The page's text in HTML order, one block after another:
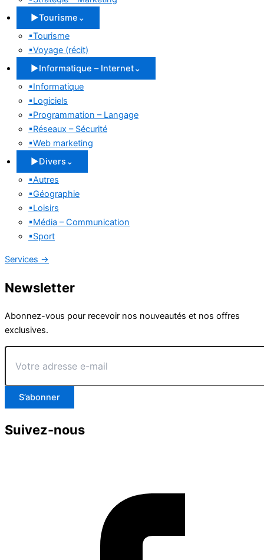
▶Tourisme ⌄
▪Tourisme
▪Voyage (récit)
▶Informatique – Internet⌄
▪Informatique
▪Logiciels
▪Programmation – Langage
▪Réseaux – Sécurité
▪Web marketing
▶Divers ⌄
▪Autres
▪Géographie
▪Loisirs
▪Média – Communication
▪Sport
Services →
Newsletter
Abonnez-vous pour recevoir nos nouveautés et nos offres
exclusives.
Votre
adresse
mail
S’abonner
Suivez-nous